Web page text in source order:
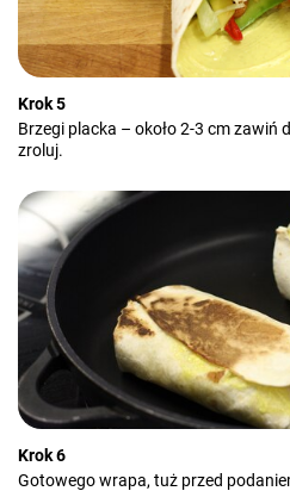
Krok 5
Brzegi placka – około 2-3 cm zawiń
zroluj.
Krok 6
Gotowego wrapa, tuż przed